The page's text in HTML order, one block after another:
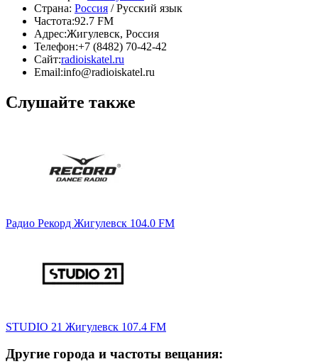
Страна: Россия / Русский язык
Частота:92.7 FM
Адрес:Жигулевск, Россия
Телефон:+7 (8482) 70-42-42
Сайт:radioiskatel.ru
Email:info@radioiskatel.ru
Слушайте также
Радио Рекорд Жигулевск 104.0 FM
STUDIO 21 Жигулевск 107.4 FM
Другие города и частоты вещания: